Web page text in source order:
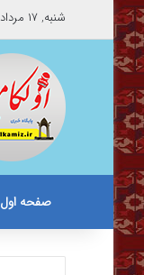
شنبه, ۱۷ مرداد ۱۴۰۵
صفحه اول